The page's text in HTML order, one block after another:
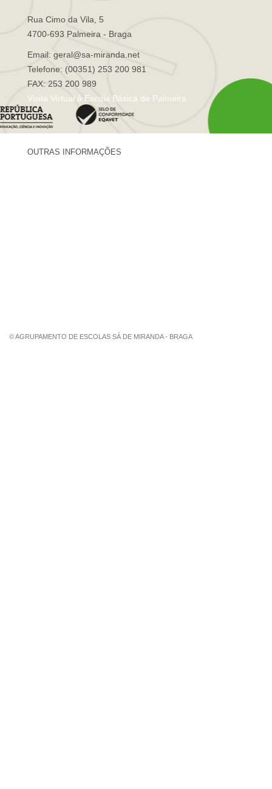
Rua Cimo da Vila, 5
4700-693 Palmeira - Braga
Email: geral@sa-miranda.net
Telefone: (00351) 253 200 981
FAX: 253 200 989
Visita Virtual à Escola Básica de Palmeira
OUTRAS INFORMAÇÕES
© AGRUPAMENTO DE ESCOLAS SÁ DE MIRANDA - BRAGA